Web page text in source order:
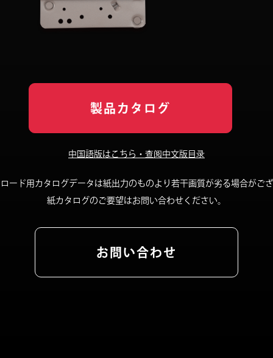
製品カタログ
中国語版はこちら・查阅中文版目录
ード用カタログデータは紙出力のものより若干画質が劣る場合がご
紙カタログのご要望はお問い合わせください。
お問い合わせ